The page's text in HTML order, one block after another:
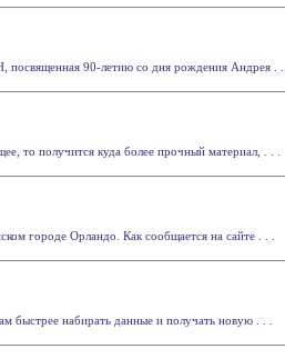
90-летию со дня рождения Андрея . . .
то получится куда более прочный материал, . . .
городе Орландо. Как сообщается на сайте . . .
быстрее набирать данные и получать новую . . .